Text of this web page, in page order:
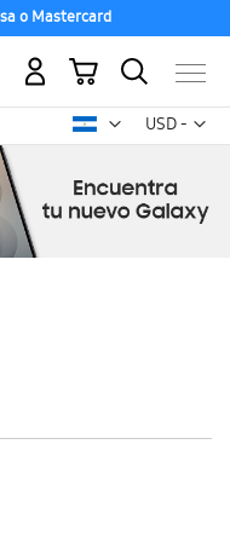
o Mastercard
USD -
dólar
Mi carrito